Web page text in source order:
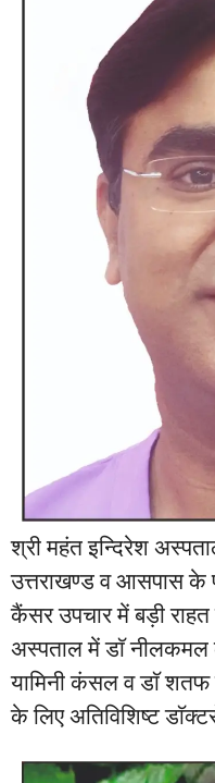
श्री महंत इन्दिरेश
उत्तराखण्ड व आसपास के
कैंसर उपचार में बड़ी
अस्पताल में डाॅ नीलकमल
यामिनी कंसल व डाॅ शतफ
के लिए अतिविशिष्ट